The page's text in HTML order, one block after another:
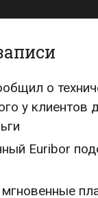
о
у клиентов
Euribor